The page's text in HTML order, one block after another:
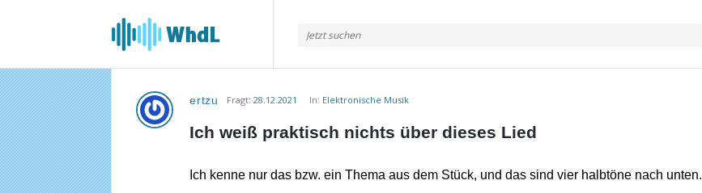
Musikforum
von
Musikforum
WieheisstdasLied.de
ertzu Fragt: 28.12.2021 In: Elektronische Musik
Ich weiß praktisch nichts über dieses Lied
Ich kenne nur das bzw. ein Thema aus dem Stück, und das sind vier halbtöne nach unten.